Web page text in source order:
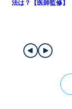
法は？【医師監修】